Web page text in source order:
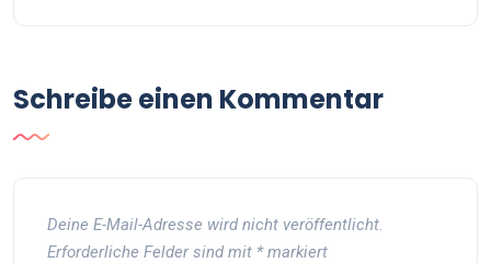
Schreibe einen Kommentar
Deine E-Mail-Adresse wird nicht veröffentlicht.
Erforderliche Felder sind mit *markiert